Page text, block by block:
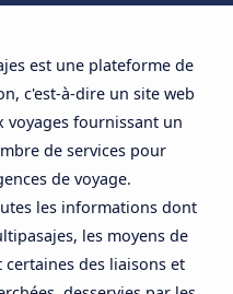
est une plateforme de
c'est-à-dire un site web
voyages fournissant un
de services pour
de voyage.
les informations dont
les moyens de
des liaisons et